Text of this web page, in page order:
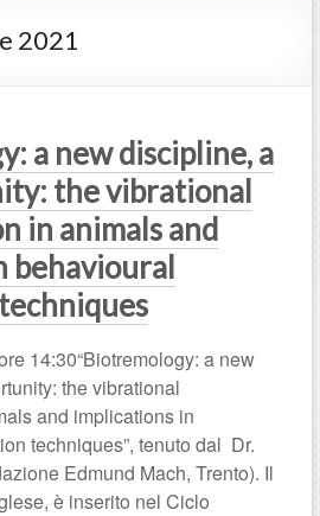
2021
a new discipline, a
the vibrational
in animals and
behavioural
14:30“Biotremology: a new
the vibrational
and implications in
techniques”, tenuto dal Dr.
Edmund Mach, Trento). Il
è inserito nel Ciclo